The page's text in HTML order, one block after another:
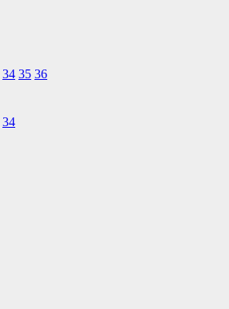
34 35 36
34